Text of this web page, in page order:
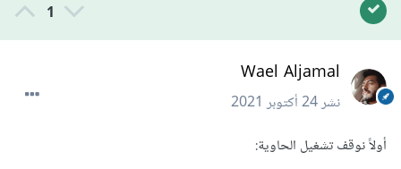
1
Wael Aljamal
نشر24 أكتوبر 2021
أولاً نوقف تشغيل الحاوية: